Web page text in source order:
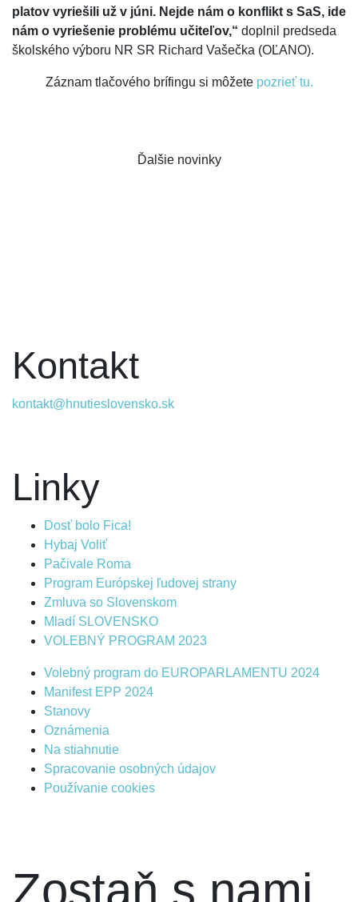
platov vyriešili už v júni. Nejde nám o konflikt s SaS, ide
nám o vyriešenie problému učiteľov,“ doplnil predseda
školského výboru NR SR Richard Vašečka (OĽANO).
Záznam tlačového brífingu si môžete pozrieť tu.
Ďalšie novinky
Kontakt
kontakt@hnutieslovensko.sk
Linky
Dosť bolo Fica!
Hybaj Voliť
Pačivale Roma
Program Európskej ľudovej strany
Zmluva so Slovenskom
Mladí SLOVENSKO
VOLEBNÝ PROGRAM 2023
Volebný program do EUROPARLAMENTU 2024
Manifest EPP 2024
Stanovy
Oznámenia
Na stiahnutie
Spracovanie osobných údajov
Používanie cookies
Zostaň s nami